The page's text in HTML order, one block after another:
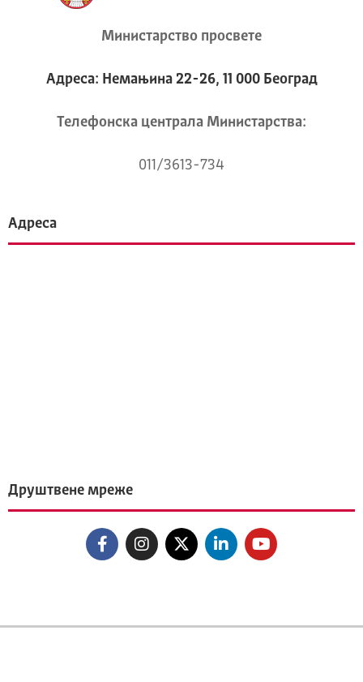
Министарство просвете
Адреса: Немањина 22-26, 11 000 Београд
Телeфонска централа Mинистарства:
011/3613-734
Адреса
Друштвене мреже